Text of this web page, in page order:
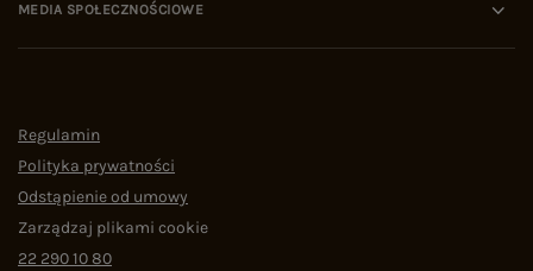
MEDIA SPOŁECZNOŚCIOWE
Regulamin
Polityka prywatności
Odstąpienie od umowy
Zarządzaj plikami cookie
22 290 10 80